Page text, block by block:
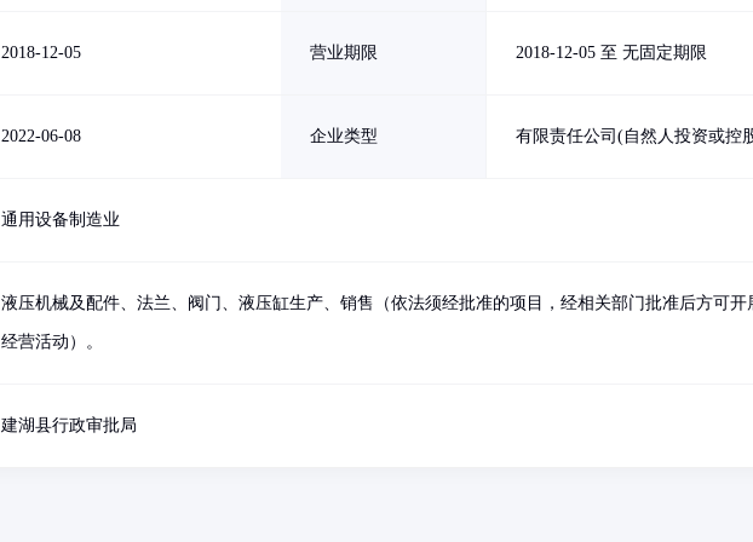
2018-12-05 营业期限 2018-12-05 至 无固定期限
2022-06-08 企业类型 有限责任公司(自然人投资或控
通用设备制造业
液压机械及配件、法兰、阀门、液压缸生产、销售（依法须经批准的项目，经相关部门批准后方可开
经营活动）。
建湖县行政审批局